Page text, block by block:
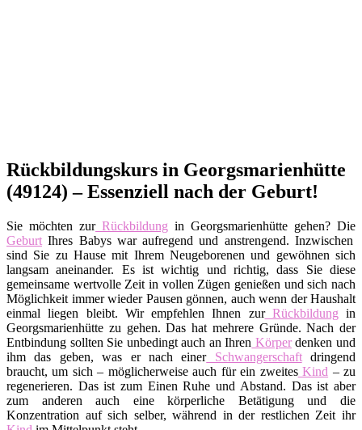
Rückbildungskurs in Georgsmarienhütte
(49124) – Essenziell nach der Geburt!
Sie möchten zurRückbildung in Georgsmarienhütte gehen? Die
Geburt Ihres Babys war aufregend und anstrengend. Inzwischen
sind Sie zu Hause mit Ihrem Neugeborenen und gewöhnen sich
langsam aneinander. Es ist wichtig und richtig, dass Sie diese
gemeinsame wertvolle Zeit in vollen Zügen genießen und sich nach
Möglichkeit immer wieder Pausen gönnen, auch wenn der Haushalt
einmal liegen bleibt. Wir empfehlen Ihnen zurRückbildung in
Georgsmarienhütte zu gehen. Das hat mehrere Gründe. Nach der
Entbindung sollten Sie unbedingt auch an Ihren Körperdenken und
ihm das geben, was er nach einerSchwangerschaftdringend
braucht, um sich – möglicherweise auch für ein zweitesKind – zu
regenerieren. Das ist zum Einen Ruhe und Abstand. Das ist aber
zum anderen auch eine körperliche Betätigung und die
Konzentration auf sich selber, während in der restlichen Zeit ihr